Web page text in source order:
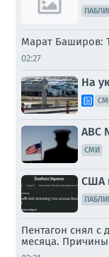
Марат Баширов:
02:27
На
ABC
СМИ
США
Пентагон снял
месяца.